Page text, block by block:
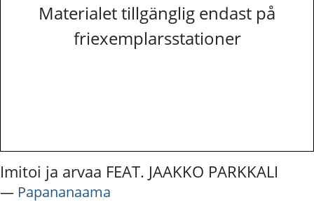
Materialet tillgänglig endast på
friexemplarsstationer
Imitoi ja arvaa FEAT. JAAKKO PARKKALI
― Papananaama